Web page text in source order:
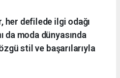
her defilede ilgi odağı
da moda dünyasında
stil ve başarılarıyla